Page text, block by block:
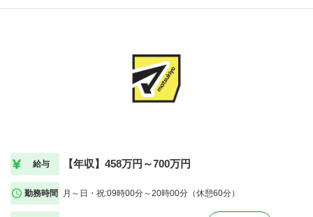
給与 【年収】458万円～700万円
勤務時間 月～日・祝:09時00分～20時00分（休憩60分）